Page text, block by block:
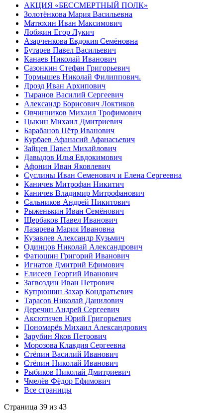
АКЦИЯ «БЕССМЕРТНЫЙ ПОЛК»
Золотёнкова Мария Васильевна
Матюхин Иван Максимович
Лобжин Егор Лукич
Азарченкова Евдокия Семёновна
Бутарев Павел Васильевич
Канаев Николай Иванович
Сазонкин Стефан Григорьевич
Тормышев Николай Филиппович.
Дрозд Иван Архипович
Тыранов Василий Сергеевич
Александр Борисович Локтиков
Овчинников Михаил Трофимович
Цыкин Михаил Дмитриевич
Барабанов Пётр Иванович
Курбаев Афанасий Афанасьевич
Зайцев Павел Михайлович
Давыдов Илья Евдокимович
Афонин Иван Яковлевич
Суслины Иван Семенович и Елена Сергеевна
Каничев Митрофан Никитич
Каничев Владимир Митрофанович
Сальников Андрей Никитович
Рыженькин Иван Семёнович
Щербаков Павел Иванович
Лазарева Мария Ивановна
Кузавлев Александр Кузьмич
Одинцов Николай Александрович
Фатюшин Григорий Иванович
Игнатов Дмитрий Ефимович
Елисеев Георгий Иванович
Загвоздин Иван Петрович
Купрюшин Захар Кондратьевич
Тарасов Николай Данилович
Деречин Андрей Сергеевич
Аксютичев Юрий Григорьевич
Пономарёв Михаил Александрович
Зарубин Яков Петрович
Морозова Клавдия Сергеевна
Стёпин Василий Иванович
Стёпин Николай Иванович
Рыбиков Николай Дмитриевич
Чмелёв Фёдор Ефимович
Все страницы
Страница 39 из 43